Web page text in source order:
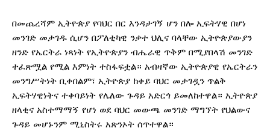
በመጨረሻም ኢትዮጵያ የባህር በር እንዳታገኝ ሆን በሎ ኢፍትሃዊ በሆነ
መንገድ መታገዱ ሲሆን በፖለቲካዊ ንቃተ ህሊና ባላቸው ኢትዮጵያውያን
ዘንድ የኤርትራ ነጻነት የኢትዮጵያን ብሔራዊ ጥቅም በሚያበላሽ መንገድ
ተፈጽሟል የሚል እምነት ተስፋፍቷል። አብዛኛው ኢትዮጵያዊ የኤርትራን
መንግሥትነት ቢቀበልም፣ ኢትዮጵያ ከቀይ ባህር መታገዷን ጥልቅ
ኢፍትሃዊነትና ተቀባይነት የሌለው ጉዳይ አድርጎ ይመለከተዋል። ኢትዮጵያ
ዘላቂና አስተማማኝ የሆነ ወደ ባህር መውጫ መንገድ ማግኘት የህልውና
ጉዳይ መሆኑንም ሚኒስትሩ አጽንኦት ሰጥተዋል።